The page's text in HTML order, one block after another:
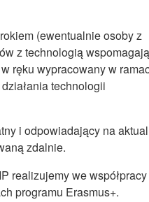
(ewentualnie osoby z
z technologią
ręku wypracowany w
technologii
i odpowiadający na
zdalnie.
realizujemy we
programu Erasmus+.